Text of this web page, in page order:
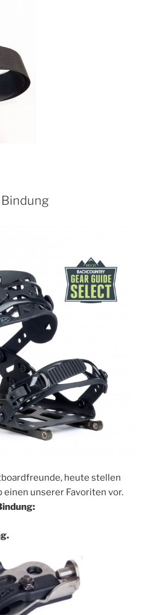
heute stellen
einen unserer Favoriten vor.